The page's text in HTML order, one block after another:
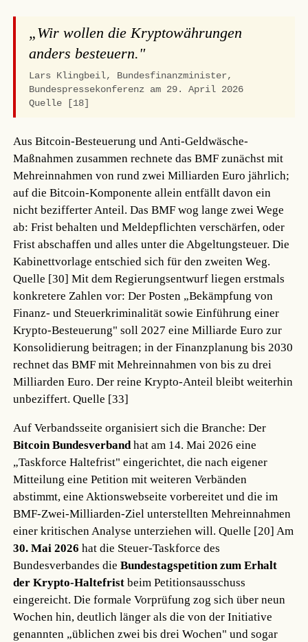
„Wir wollen die Kryptowährungen
anders besteuern."
Lars Klingbeil, Bundesfinanzminister,
Bundespressekonferenz am 29. April 2026
Quelle [18]
Aus Bitcoin-Besteuerung und Anti-Geldwäsche-
Maßnahmen zusammen rechnete das BMF zunächst mit
Mehreinnahmen von rund zwei Milliarden Euro jährlich;
auf die Bitcoin-Komponente allein entfällt davon ein
nicht bezifferter Anteil. Das BMF wog lange zwei Wege
ab: Frist behalten und Meldepflichten verschärfen, oder
Frist abschaffen und alles unter die Abgeltungsteuer. Die
Kabinettvorlage entschied sich für den zweiten Weg.
Quelle [30] Mit dem Regierungsentwurf liegen erstmals
konkretere Zahlen vor: Der Posten „Bekämpfung von
Finanz- und Steuerkriminalität sowie Einführung einer
Krypto-Besteuerung" soll 2027 eine Milliarde Euro zur
Konsolidierung beitragen; in der Finanzplanung bis 2030
rechnet das BMF mit Mehreinnahmen von bis zu drei
Milliarden Euro. Der reine Krypto-Anteil bleibt weiterhin
unbeziffert.Quelle [33]
Auf Verbandsseite organisiert sich die Branche: Der
Bitcoin Bundesverbandhat am 14. Mai 2026 eine
„Taskforce Haltefrist" eingerichtet, die nach eigener
Mitteilung eine Petition mit weiteren Verbänden
abstimmt, eine Aktionswebseite vorbereitet und die im
BMF-Zwei-Milliarden-Ziel unterstellten Mehreinnahmen
einer kritischen Analyse unterziehen will.Quelle [20] Am
30. Mai 2026 hat die Steuer-Taskforce des
Bundesverbandes dieBundestagspetition zum Erhalt
der Krypto-Haltefrist beim Petitionsausschuss
eingereicht. Die formale Vorprüfung zog sich über neun
Wochen hin, deutlich länger als die von der Initiative
genannten „üblichen zwei bis drei Wochen" und sogar